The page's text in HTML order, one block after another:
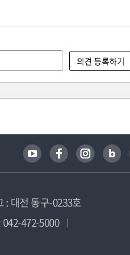
: 대전 동구-0233호
042-472-5000